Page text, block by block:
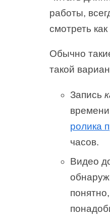
работы,
смотреть
Обычно
такой
Запись
ролика
часов.
Видео